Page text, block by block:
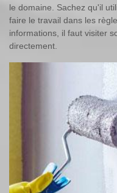
le domaine. Sachez qu'il
faire le travail dans les
informations, il faut visiter
directement.